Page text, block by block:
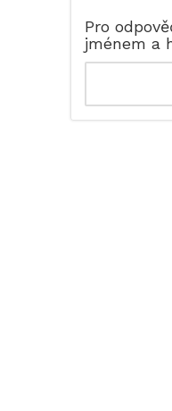
Pro
jménem a